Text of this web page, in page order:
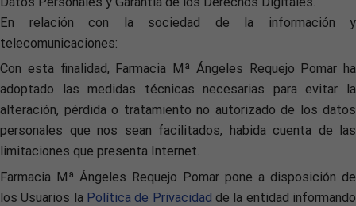
En relación con la sociedad de la información y
telecomunicaciones:
Con esta finalidad, Farmacia Mª Ángeles Requejo Pomar ha
adoptado las medidas técnicas necesarias para evitar la
alteración, pérdida o tratamiento no autorizado de los datos
personales que nos sean facilitados, habida cuenta de las
limitaciones que presenta Internet.
Farmacia Mª Ángeles Requejo Pomar pone a disposición de
los Usuarios la Política de Privacidad de la entidad informando